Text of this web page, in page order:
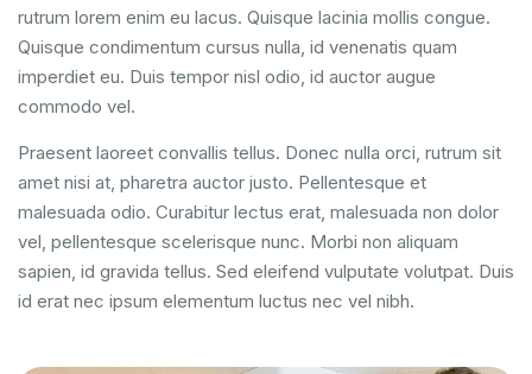
rutrum lorem enim eu lacus. Quisque lacinia mollis congue.
Quisque condimentum cursus nulla, id venenatis quam
imperdiet eu. Duis tempor nisl odio, id auctor augue
commodo vel.
Praesent laoreet convallis tellus. Donec nulla orci, rutrum sit
amet nisi at, pharetra auctor justo. Pellentesque et
malesuada odio. Curabitur lectus erat, malesuada non dolor
vel, pellentesque scelerisque nunc. Morbi non aliquam
sapien, id gravida tellus. Sed eleifend vulputate volutpat. Duis
id erat nec ipsum elementum luctus nec vel nibh.